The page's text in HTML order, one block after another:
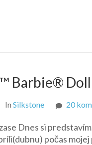
Barbie®
In Silkstone 20
Dnes si
počas